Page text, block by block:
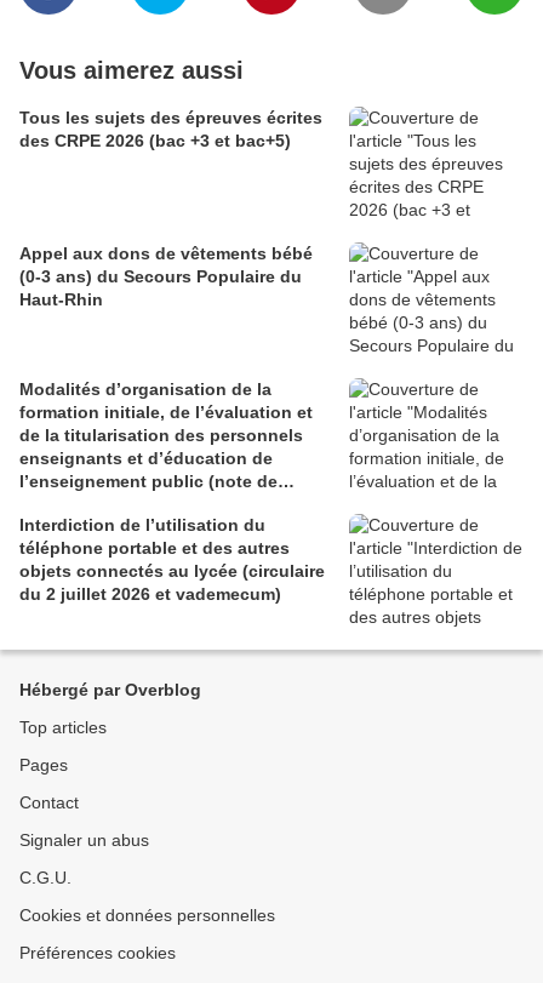
Vous aimerez aussi
Tous les sujets des épreuves écrites
des CRPE 2026 (bac +3 et bac+5)
Appel aux dons de vêtements bébé
(0-3 ans) du Secours Populaire du
Haut-Rhin
Modalités d’organisation de la
formation initiale, de l’évaluation et
de la titularisation des personnels
enseignants et d’éducation de
l’enseignement public (note de
Interdiction de l’utilisation du
téléphone portable et des autres
objets connectés au lycée (circulaire
du 2 juillet 2026 et vademecum)
Hébergé par Overblog
Top articles
Pages
Contact
Signaler un abus
C.G.U.
Cookies et données personnelles
Préférences cookies